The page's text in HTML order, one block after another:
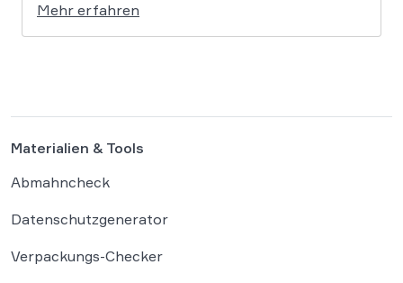
schaffen. Der Ansatz ist ambitioniert:
Unternehmensgründungen sollen künftig
Mehr erfahren
Materialien & Tools
Abmahncheck
Datenschutzgenerator
Verpackungs-Checker